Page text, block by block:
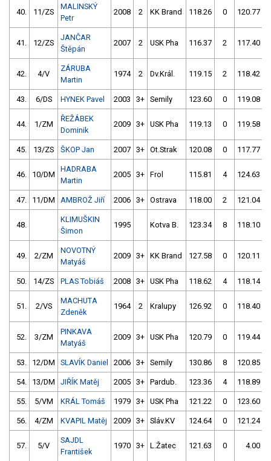
40. 11/ZS
MALINSKÝ
Petr
2008 2 KK Brand 118.26 0 120.77
41. 12/ZS
JANČAR
Štěpán
2007 2 USK Pha 116.37 2 117.40
42. 4/V
ZÁRUBA
Martin
1974 2 Dv.Král. 119.15 2 118.42
43. 6/DS HYNEK Pavel 2003 3+ Semily 123.60 0 119.08
44. 1/ZM
ŘEŽÁBEK
Dominik
2009 3+ USK Pha 119.13 0 119.58
45. 13/ZS ŠKOP Jan 2007 3+ Ot.Strak 120.08 0 117.77
46. 10/DM
HADRABA
Martin
2005 3+ Frol 115.81 4 124.63
47. 11/DM AMBROŽ Jiří 2006 3+ Ostrava 118.00 2 121.04
48.
KLIMUŠKIN
Šimon
1995 Kotva B. 123.34 8 118.10
49. 2/ZM
NOVOTNÝ
Matyáš
2009 3+ KK Brand 127.58 0 120.11
50. 14/ZS PLAS Tobiáš 2008 3+ USK Pha 118.62 4 118.14
51. 2/VS
MACHUTA
Zdeněk
1964 2 Kralupy 126.92 0 118.40
52. 3/ZM
PINKAVA
Matyáš
2009 3+ USK Pha 120.79 0 119.44
53. 12/DM SLAVÍK Daniel 2006 3+ Semily 130.86 8 120.85
54. 13/DM JIŘÍK Matěj 2005 3+ Pardub. 123.36 4 118.89
55. 5/VM KRÁL Tomáš 1979 3+ USK Pha 121.22 0 123.60
56. 4/ZM KVAPIL Matěj 2009 3+ Sláv.KV 124.64 0 121.24
57. 5/V
SAJDL
František
1970 3+ L.Žatec 121.63 0 4.00